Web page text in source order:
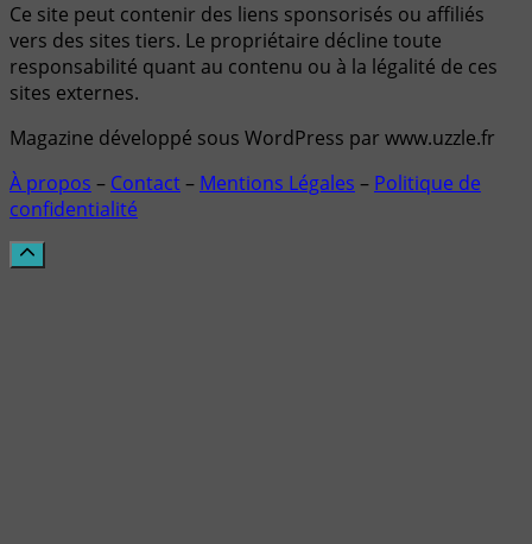
Ce site peut contenir des liens sponsorisés ou affiliés
vers des sites tiers. Le propriétaire décline toute
responsabilité quant au contenu ou à la légalité de ces
sites externes.
Magazine développé sous WordPress par www.uzzle.fr
À propos – Contact– Mentions Légales – Politique de
confidentialité